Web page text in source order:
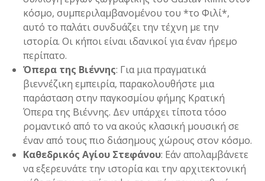
κόσμο, συμπεριλαμβανομένου του *το Φιλί*,
αυτό το παλάτι συνδυάζει την τέχνη με την
ιστορία. Οι κήποι είναι ιδανικοί για έναν ήρεμο
περίπατο.
Όπερα της Βιέννης: Για μια πραγματικά
βιεννέζικη εμπειρία, παρακολουθήστε μια
παράσταση στην παγκοσμίου φήμης Κρατική
Όπερα της Βιέννης. Δεν υπάρχει τίποτα τόσο
ρομαντικό από το να ακούς κλασική μουσική σε
έναν από τους πιο διάσημους χώρους στον κόσμο.
Καθεδρικός Αγίου Στεφάνου: Εάν απολαμβάνετε
να εξερευνάτε την ιστορία και την αρχιτεκτονική